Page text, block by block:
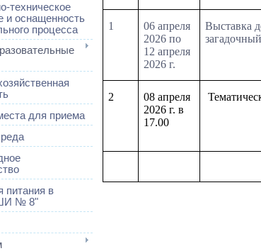
техническое
и оснащенность
процесса
для приема
питания в
№ 8"
1
06 апреля
2026 по
12 апреля
2026 г.
Выставка
2
08 апреля
2026 г. в
17.00